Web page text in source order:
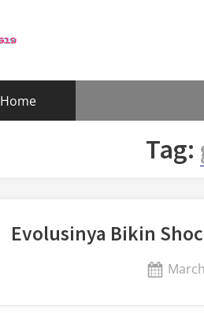
Home
Tag:
Evolusinya Bikin
Posted